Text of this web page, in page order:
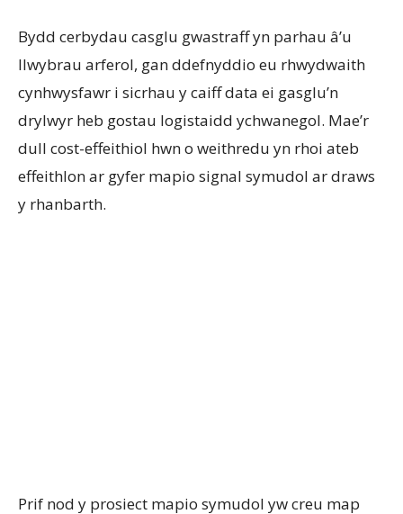
Bydd cerbydau casglu gwastraff yn parhau â’u
llwybrau arferol, gan ddefnyddio eu rhwydwaith
cynhwysfawr i sicrhau y caiff data ei gasglu’n
drylwyr heb gostau logistaidd ychwanegol. Mae’r
dull cost-effeithiol hwn o weithredu yn rhoi ateb
effeithlon ar gyfer mapio signal symudol ar draws
y rhanbarth.
Prif nod y prosiect mapio symudol yw creu map